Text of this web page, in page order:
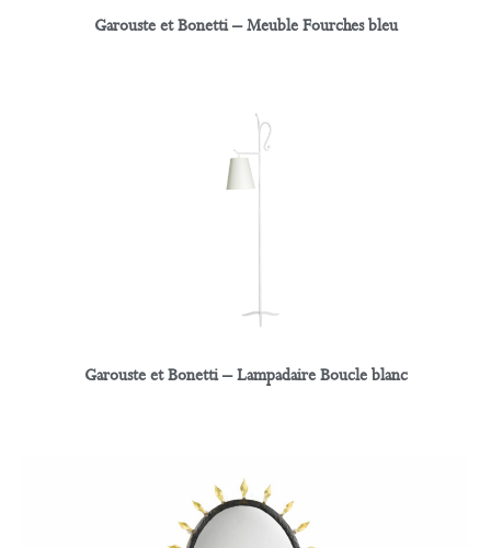
Garouste et Bonetti – Meuble Fourches bleu
Garouste et Bonetti – Lampadaire Boucle blanc